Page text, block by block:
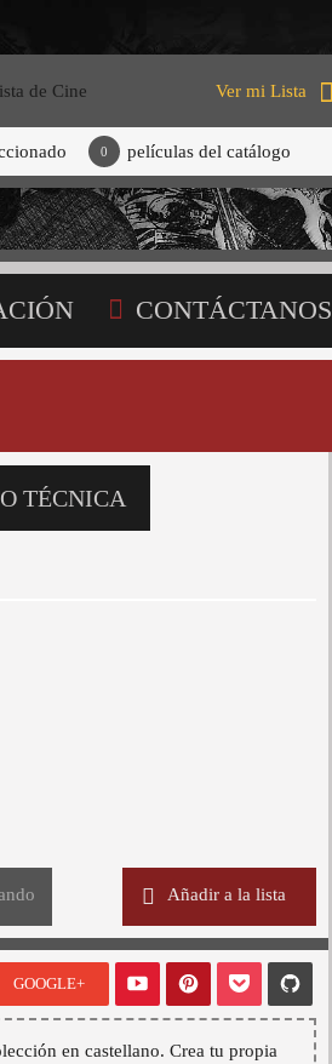
de Cine Ver mi Lista
0 películas del catálogo
CONTÁCTANOS
TÉCNICA
Añadir a la lista
GOOGLE+
en castellano. Crea tu propia